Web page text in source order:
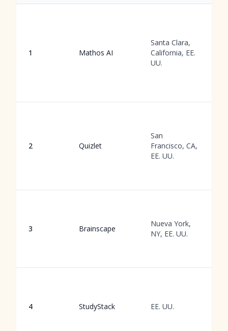
1 Mathos AI
Santa Clara,
California, EE.
UU.
2 Quizlet
San
Francisco, CA,
EE. UU.
3 Brainscape
Nueva York,
NY, EE. UU.
4 StudyStack EE. UU.